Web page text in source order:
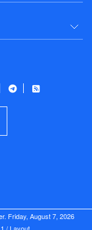
Friday, August 7, 2026